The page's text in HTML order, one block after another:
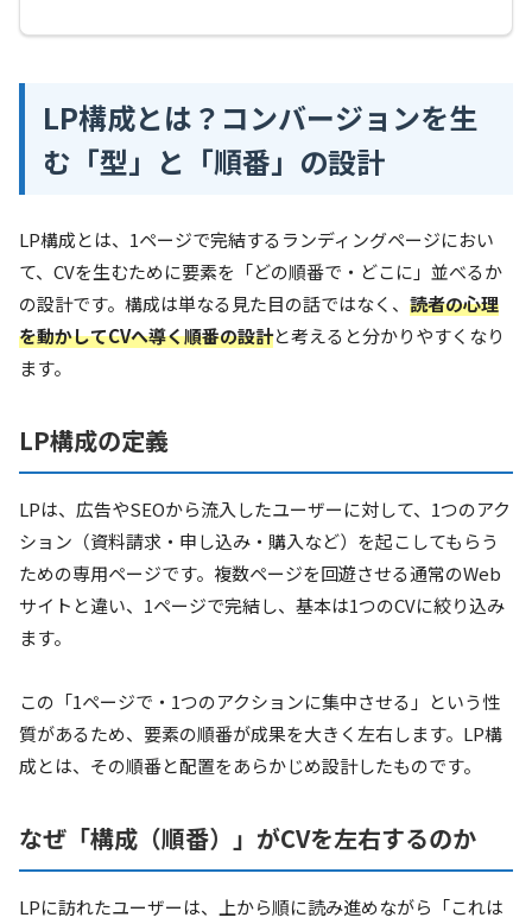
LP構成とは？コンバージョンを生
む「型」と「順番」の設計
LP構成とは、1ページで完結するランディングページにおい
て、CVを生むために要素を「どの順番で・どこに」並べるか
の設計です。構成は単なる見た目の話ではなく、 読者の心理
を動かしてCVへ導く順番の設計と考えると分かりやすくなり
ます。
LP構成の定義
LPは、広告やSEOから流入したユーザーに対して、1つのアク
ション（資料請求・申し込み・購入など）を起こしてもらう
ための専用ページです。複数ページを回遊させる通常のWeb
サイトと違い、1ページで完結し、基本は1つのCVに絞り込み
ます。
この「1ページで・1つのアクションに集中させる」という性
質があるため、要素の順番が成果を大きく左右します。LP構
成とは、その順番と配置をあらかじめ設計したものです。
なぜ「構成（順番）」がCVを左右するのか
LPに訪れたユーザーは、上から順に読み進めながら「これは